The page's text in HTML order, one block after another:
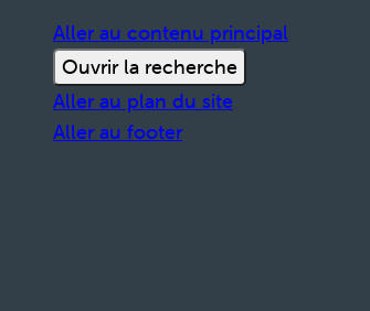
Aller au contenu principal
Ouvrir la recherche
Aller au plan du site
Aller au footer